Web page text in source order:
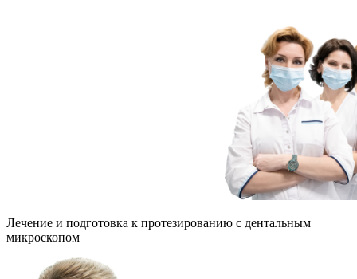
Лечение и подготовка к протезированию с дентальным
микроскопом